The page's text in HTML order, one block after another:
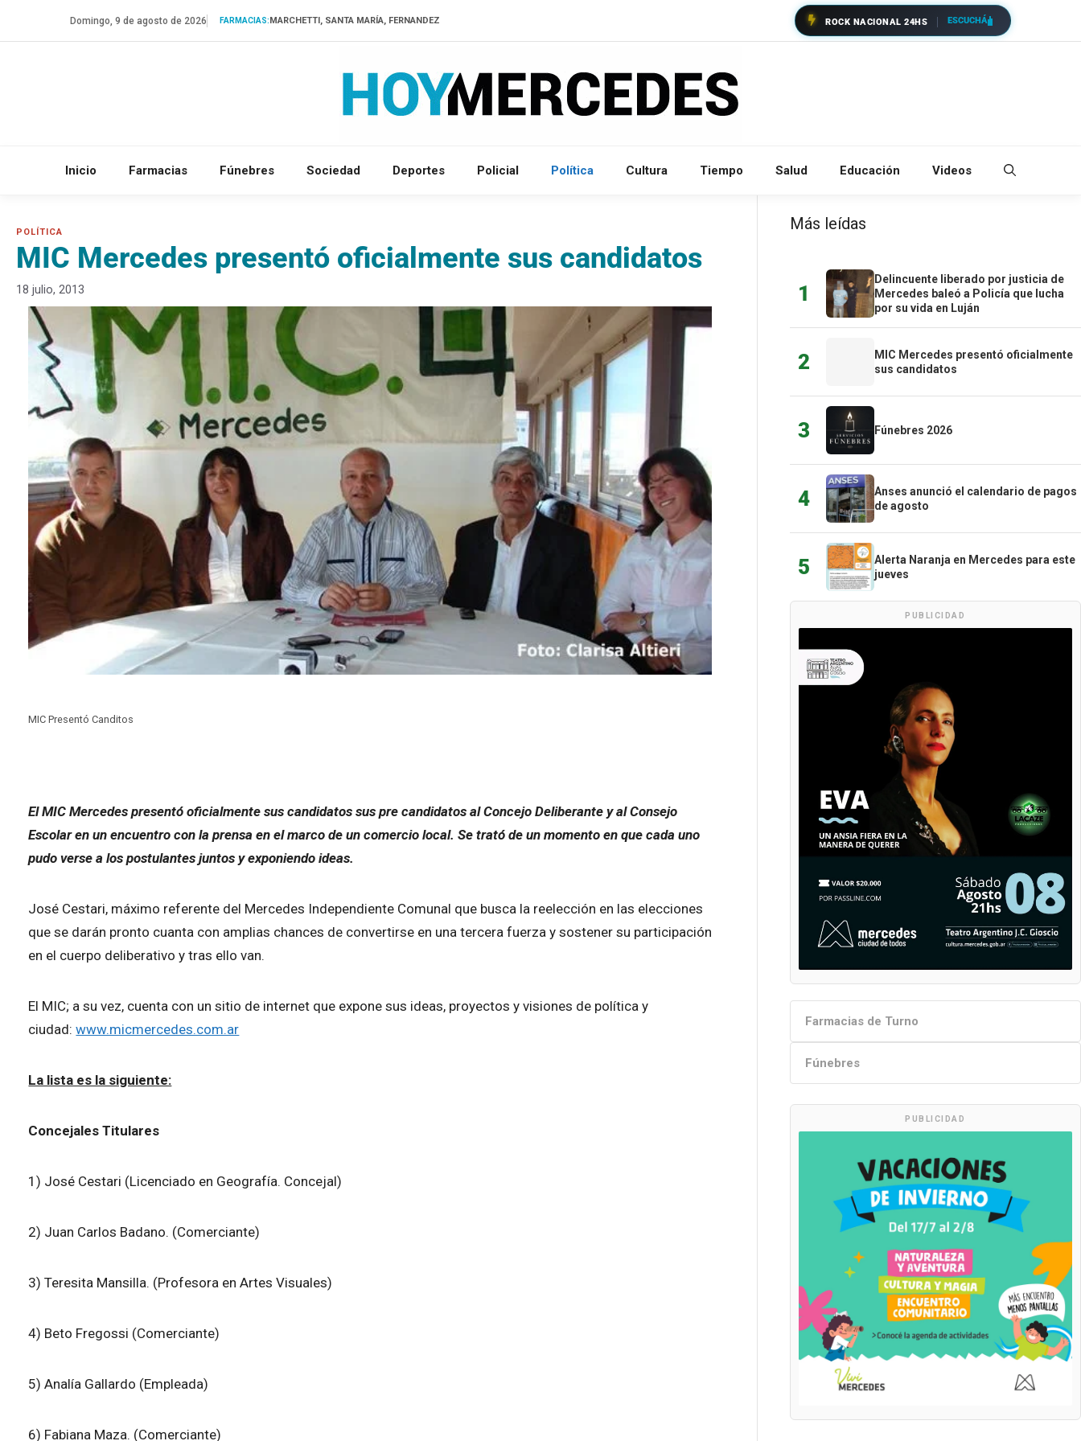
Domingo, 9 de agosto de 2026 FARMACIAS:MARCHETTI, SANTA MARÍA, FERNANDEZ ROCK NACIONAL 24HS ESCUCHÁ
Inicio Farmacias Fúnebres Sociedad Deportes Policial Política Cultura Tiempo Salud Educación Videos
MIC Mercedes presentó oficialmente sus candidatos
18 julio, 2013
MIC Presentó Canditos
El MIC Mercedes presentó oficialmente sus candidatos sus pre candidatos al Concejo Deliberante y al Consejo
Escolar en un encuentro con la prensa en el marco de un comercio local. Se trató de un momento en que cada uno
pudo verse a los postulantes juntos y exponiendo ideas.
José Cestari, máximo referente del Mercedes Independiente Comunal que busca la reelección en las elecciones
que se darán pronto cuanta con amplias chances de convertirse en una tercera fuerza y sostener su participación
en el cuerpo deliberativo y tras ello van.
El MIC; a su vez, cuenta con un sitio de internet que expone sus ideas, proyectos y visiones de política y
ciudad:www.micmercedes.com.ar
La lista es la siguiente:
Concejales Titulares
1) José Cestari (Licenciado en Geografía. Concejal)
2) Juan Carlos Badano. (Comerciante)
3) Teresita Mansilla. (Profesora en Artes Visuales)
4) Beto Fregossi (Comerciante)
5) Analía Gallardo (Empleada)
6) Fabiana Maza. (Comerciante)
Más leídas
1
Delincuente liberado por justicia de
Mercedes baleó a Policía que lucha
por su vida en Luján
2
MIC Mercedes presentó oficialmente
sus candidatos
3 Fúnebres 2026
4
Anses anunció el calendario de pagos
de agosto
5
Alerta Naranja en Mercedes para este
jueves
PUBLICIDAD
Farmacias de Turno
Fúnebres
PUBLICIDAD